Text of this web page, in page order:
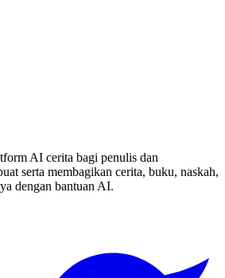
AI cerita bagi penulis dan
serta membagikan cerita, buku, naskah,
dengan bantuan AI.